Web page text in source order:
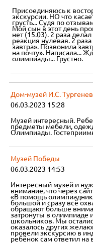
Присоединяюсь к
экскурсии. НО что
грусть... Судя по
Мой сын в этот день
нет (15.03). 2 раза
реакция нулевая. 2
завтра». Позвонила
на почту». Написала...
олимпиады... Грустно.
Дом-музей И.С.
06.03.2023 15:28
Музей интересный.
предметы мебели,
Олимпиады.
Музей Победы
06.03.2023 14:53
Интересный музей и
внимание, что через
«В помощь
большой и сразу всё
обращают больше
затронуты в
школьников. Мы
оказалось других
провели экскурсию в
ребёнок сам ответил на